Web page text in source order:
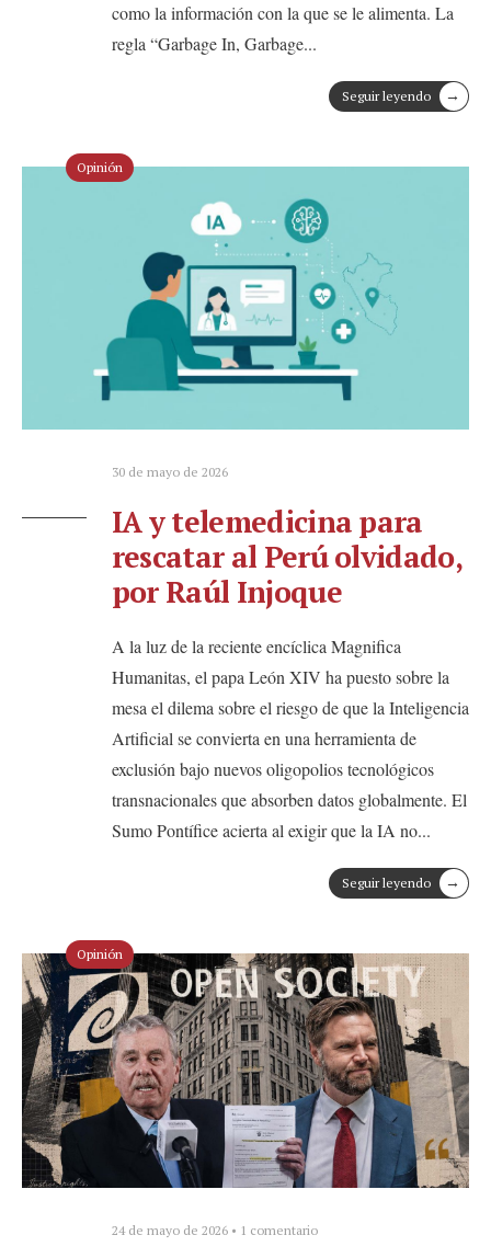
como la información con la que se le alimenta. La
regla “Garbage In, Garbage...
Seguir leyendo →
Opinión
30 de mayo de 2026
IA y telemedicina para
rescatar al Perú olvidado,
por Raúl Injoque
A la luz de la reciente encíclica Magnifica
Humanitas, el papa León XIV ha puesto sobre la
mesa el dilema sobre el riesgo de que la Inteligencia
Artificial se convierta en una herramienta de
exclusión bajo nuevos oligopolios tecnológicos
transnacionales que absorben datos globalmente. El
Sumo Pontífice acierta al exigir que la IA no...
Seguir leyendo →
Opinión
24 de mayo de 2026 • 1 comentario